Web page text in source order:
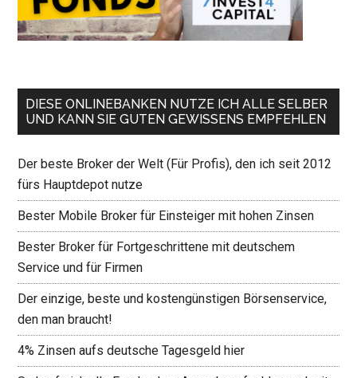
DIESE ONLINEBANKEN NUTZE ICH ALLE SELBER
UND KANN SIE GUTEN GEWISSENS EMPFEHLEN
Der beste Broker der Welt (Für Profis), den ich seit 2012
fürs Hauptdepot nutze
Bester Mobile Broker für Einsteiger mit hohen Zinsen
Bester Broker für Fortgeschrittene mit deutschem
Service und für Firmen
Der einzige, beste und kostengünstigen Börsenservice,
den man braucht!
4% Zinsen aufs deutsche Tagesgeld hier